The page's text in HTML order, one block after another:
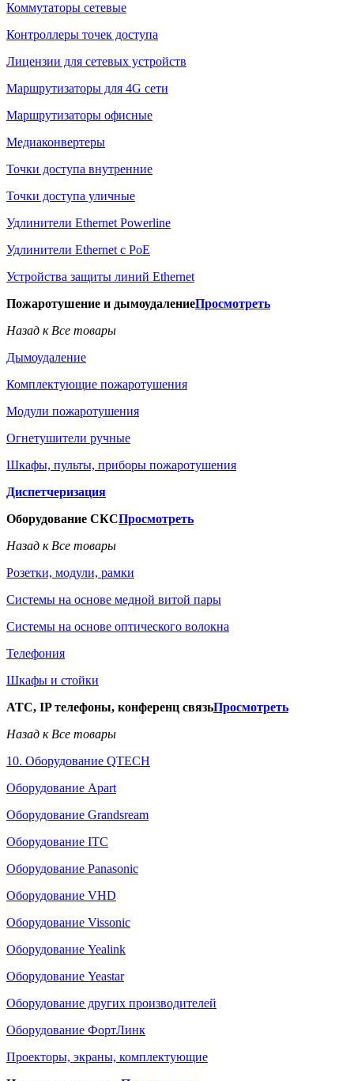
Коммутаторы сетевые
Контроллеры точек доступа
Лицензии для сетевых устройств
Маршрутизаторы для 4G сети
Маршрутизаторы офисные
Медиаконвертеры
Точки доступа внутренние
Точки доступа уличные
Удлинители Ethernet Powerline
Удлинители Ethernet с PoE
Устройства защиты линий Ethernet
Пожаротушение и дымоудалениеПросмотреть
Назад к Все товары
Дымоудаление
Комплектующие пожаротушения
Модули пожаротушения
Огнетушители ручные
Шкафы, пульты, приборы пожаротушения
Диспетчеризация
Оборудование СКСПросмотреть
Назад к Все товары
Розетки, модули, рамки
Системы на основе медной витой пары
Системы на основе оптического волокна
Телефония
Шкафы и стойки
АТС, IP телефоны, конференц связьПросмотреть
Назад к Все товары
10. Оборудование QTECH
Оборудование Apart
Оборудование Grandsream
Оборудование ITC
Оборудование Panasonic
Оборудование VHD
Оборудование Vissonic
Оборудование Yealink
Оборудование Yeastar
Оборудование других производителей
Оборудование ФортЛинк
Проекторы, экраны, комплектующие